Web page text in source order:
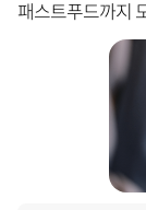
패스트푸드까지